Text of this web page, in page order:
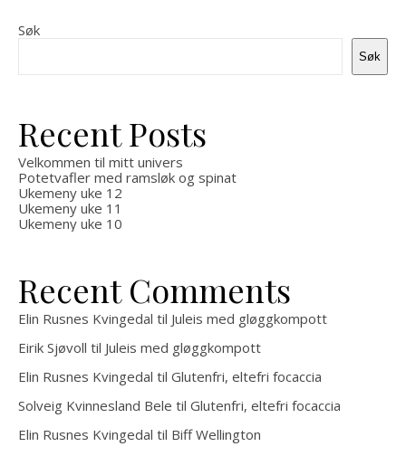
Søk
Søk
Recent Posts
Velkommen til mitt univers
Potetvafler med ramsløk og spinat
Ukemeny uke 12
Ukemeny uke 11
Ukemeny uke 10
Recent Comments
Elin Rusnes Kvingedal til Juleis med gløggkompott
Eirik Sjøvoll til Juleis med gløggkompott
Elin Rusnes Kvingedal til Glutenfri, eltefri focaccia
Solveig Kvinnesland Bele til Glutenfri, eltefri focaccia
Elin Rusnes Kvingedal til Biff Wellington